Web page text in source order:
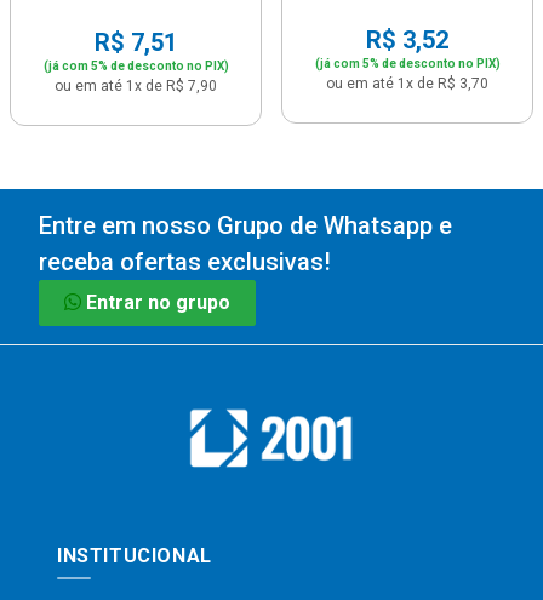
R$ 7,51
(já com 5% de desconto no PIX)
ou em até 1x de R$ 7,90
R$ 3,52
(já com 5% de desconto no PIX)
ou em até 1x de R$ 3,70
Entre em nosso Grupo de Whatsapp e
receba ofertas exclusivas!
Entrar no grupo
INSTITUCIONAL